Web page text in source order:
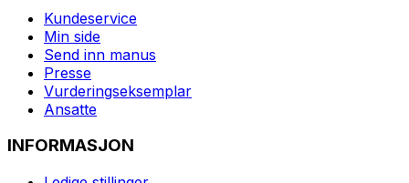
Kundeservice
Min side
Send inn manus
Presse
Vurderingseksemplar
Ansatte
INFORMASJON